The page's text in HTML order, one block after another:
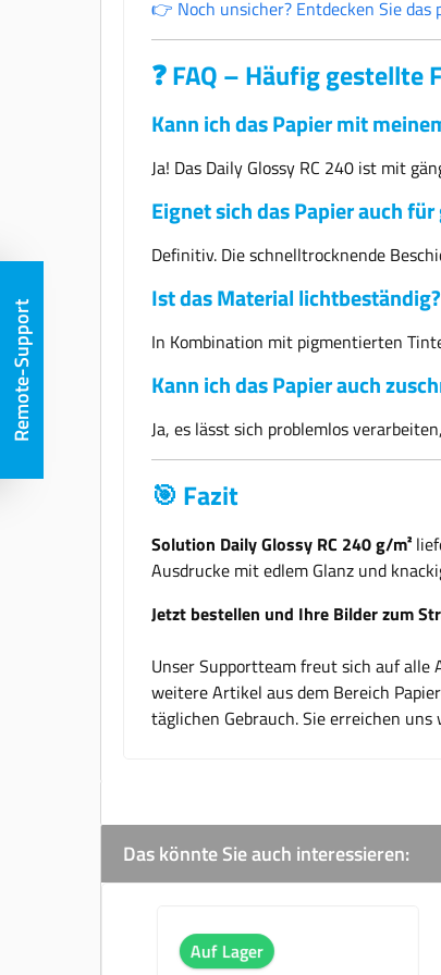
👉 Noch unsicher? Entdecken Sie das
❓ FAQ – Häufig gestellte
Kann ich das Papier mit
Ja! Das Daily Glossy RC 240 ist mit
Eignet sich das Papier auch
Definitiv. Die schnelltrocknende
Ist das Material lichtbeständig?
In Kombination mit pigmentierten
Kann ich das Papier auch
Ja, es lässt sich problemlos
🎯 Fazit
Solution Daily Glossy RC 240 g/m²
Ausdrucke mit edlem Glanz und
Jetzt bestellen und Ihre Bilder zum
Unser Supportteam freut sich auf alle
weitere Artikel aus dem Bereich
täglichen Gebrauch. Sie erreichen
Das könnte Sie auch interessieren:
Auf Lager
Remote-Support